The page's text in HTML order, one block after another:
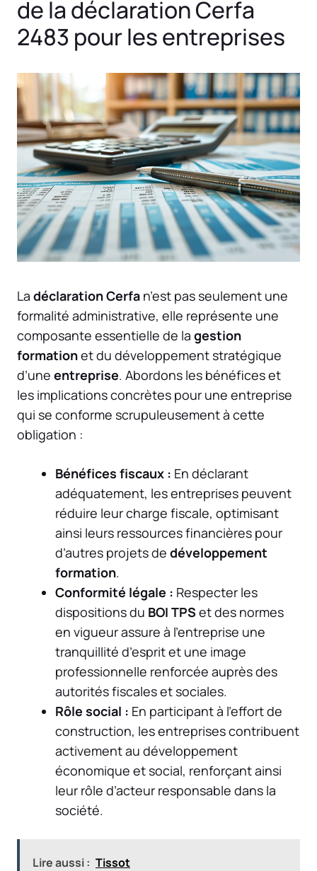
de la déclaration Cerfa
2483 pour les entreprises
La déclaration Cerfa n’est pas seulement une
formalité administrative, elle représente une
composante essentielle de la gestion
formationet du développement stratégique
d’une entreprise. Abordons les bénéfices et
les implications concrètes pour une entreprise
qui se conforme scrupuleusement à cette
obligation :
Bénéfices fiscaux : En déclarant
adéquatement, les entreprises peuvent
réduire leur charge fiscale, optimisant
ainsi leurs ressources financières pour
d’autres projets de développement
formation.
Conformité légale : Respecter les
dispositions du BOI TPSet des normes
en vigueur assure à l’entreprise une
tranquillité d’esprit et une image
professionnelle renforcée auprès des
autorités fiscales et sociales.
Rôle social : En participant à l’effort de
construction, les entreprises contribuent
activement au développement
économique et social, renforçant ainsi
leur rôle d’acteur responsable dans la
société.
Lire aussi : Tissot